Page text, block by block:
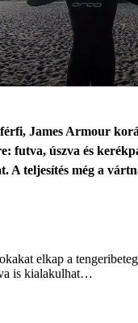
férfi, James Armour
futva, úszva és
A teljesítés még a
elkap a
is kialakulhat…